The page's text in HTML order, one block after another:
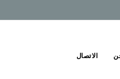
الاتصال